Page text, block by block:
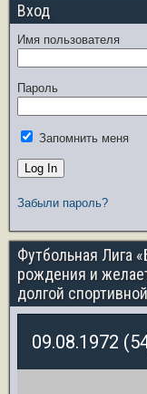
Вход
Имя пользователя
Пароль
Запомнить меня
Забыли пароль?
Футбольная Лига
рождения и
долгой
09.08.1972